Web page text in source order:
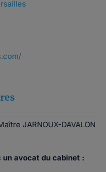
JARNOUX-DAVALON
un avocat du cabinet :